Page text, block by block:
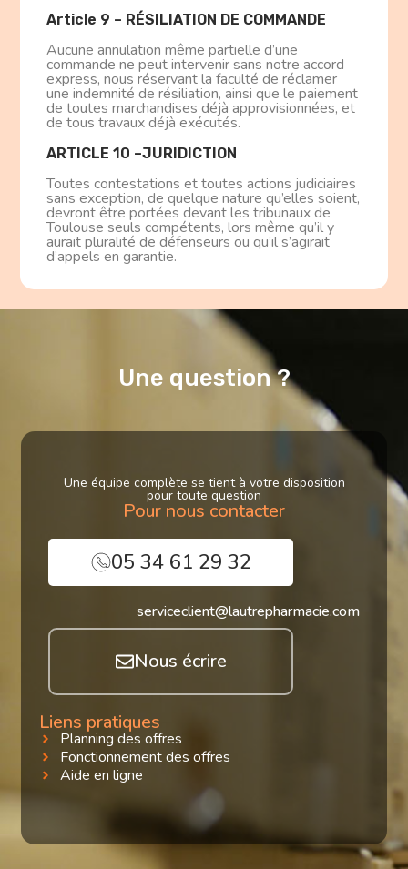
Article 9 – RÉSILIATION DE COMMANDE
Aucune annulation même partielle d’une
commande ne peut intervenir sans notre accord
express, nous réservant la faculté de réclamer
une indemnité de résiliation, ainsi que le paiement
de toutes marchandises déjà approvisionnées, et
de tous travaux déjà exécutés.
ARTICLE 10 –JURIDICTION
Toutes contestations et toutes actions judiciaires
sans exception, de quelque nature qu’elles soient,
devront être portées devant les tribunaux de
Toulouse seuls compétents, lors même qu’il y
aurait pluralité de défenseurs ou qu’il s’agirait
d’appels en garantie.
Une question ?
Une équipe complète se tient à votre disposition
pour toute question
Pour nous contacter
05 34 61 29 32
serviceclient@lautrepharmacie.com
Nous écrire
Liens pratiques
Planning des offres
Fonctionnement des offres
Aide en ligne